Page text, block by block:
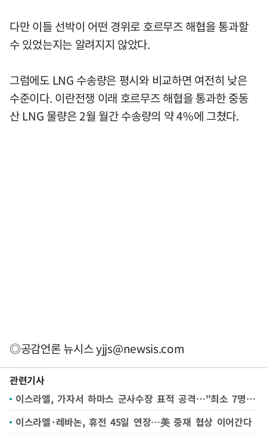
다만 이들 선박이 어떤 경위로 호르무즈 해협을 통과할
수 있었는지는 알려지지 않았다.
그럼에도 LNG 수송량은 평시와 비교하면 여전히 낮은
수준이다. 이란전쟁 이래 호르무즈 해협을 통과한 중동
산 LNG 물량은 2월 월간 수송량의 약 4%에 그쳤다.
◎공감언론 뉴시스yjjs@newsis.com
관련기사
이스라엘, 가자서 하마스 군사수장 표적 공격…"최소 7명 사망 50명 부상"
이스라엘·레바논, 휴전 45일 연장…美 중재 협상 이어간다